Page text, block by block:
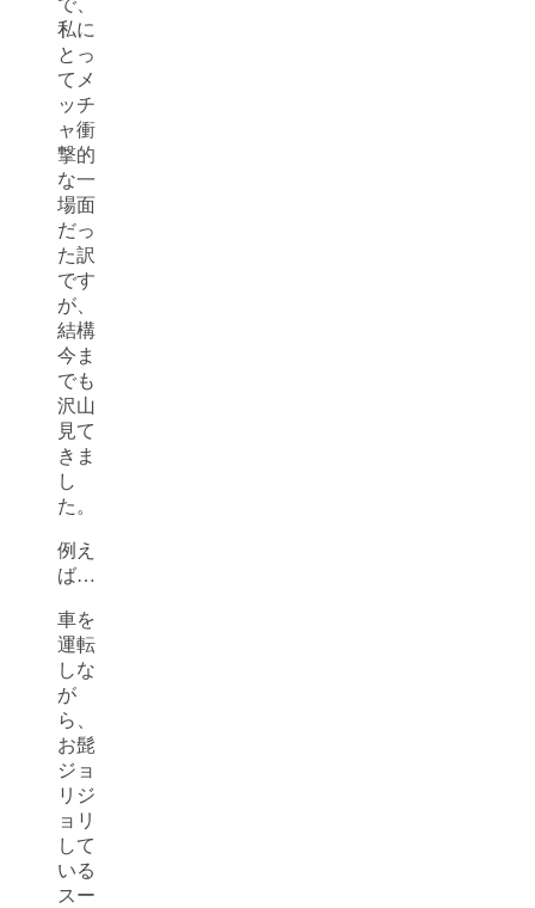
で、
私に
とっ
てメ
ッチ
ャ衝
撃的
な一
場面
だっ
た訳
です
が、
結構
今ま
でも
沢山
見て
きま
し
た。
例え
ば…
車を
運転
しな
が
ら、
お髭
ジョ
リジ
ョリ
して
いる
スー